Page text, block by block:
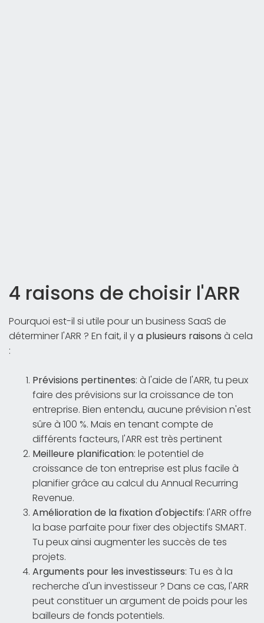
4 raisons de choisir l'ARR
Pourquoi est-il si utile pour un business SaaS de
déterminer l'ARR ? En fait, il ya plusieurs raisons à cela
:
Prévisions pertinentes: à l'aide de l'ARR, tu peux
faire des prévisions sur la croissance de ton
entreprise. Bien entendu, aucune prévision n'est
sûre à 100 %. Mais en tenant compte de
différents facteurs, l'ARR est très pertinent
Meilleure planification: le potentiel de
croissance de ton entreprise est plus facile à
planifier grâce au calcul du Annual Recurring
Revenue.
Amélioration de la fixation d'objectifs: l'ARR offre
la base parfaite pour fixer des objectifs SMART.
Tu peux ainsi augmenter les succès de tes
projets.
Arguments pour les investisseurs: Tu es à la
recherche d'un investisseur ? Dans ce cas, l'ARR
peut constituer un argument de poids pour les
bailleurs de fonds potentiels.